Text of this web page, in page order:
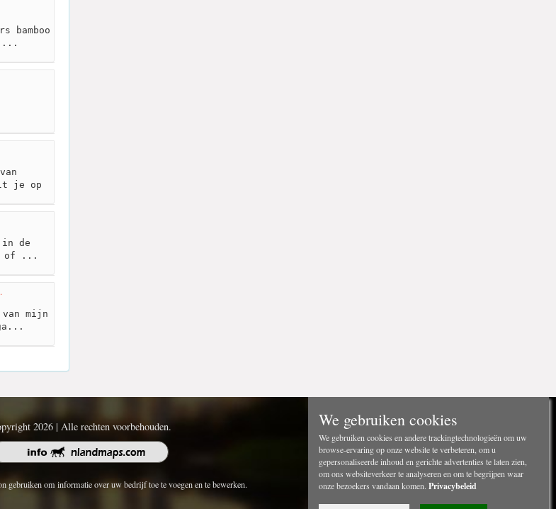
bamboo
...
je op
in de
of ...
mijn
2026 | Alle rechten voorbehouden.
gebruiken om informatie over uw bedrijf toe te voegen en te bewerken.
We gebruiken cookies
We gebruiken cookies en andere trackingtechnologieën om uw
browse-ervaring op onze website te verbeteren, om u
gepersonaliseerde inhoud en gerichte advertenties te laten zien,
om ons websiteverkeer te analyseren en om te begrijpen waar
onze bezoekers vandaan komen. Privacybeleid